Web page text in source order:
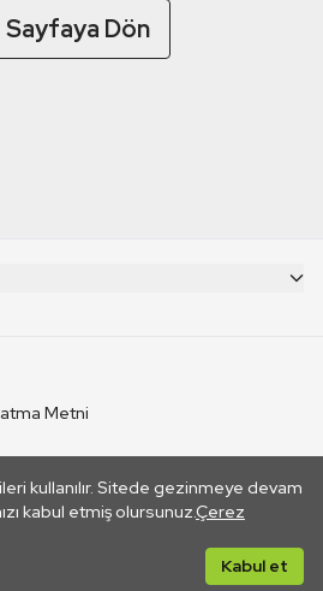
Sayfaya Dön
kullanılır. Sitede gezinmeye devam
kabul etmiş olursunuz.Çerez
Kabul et
Metni
TRT. Bağlantı yoluyla gidilen dış